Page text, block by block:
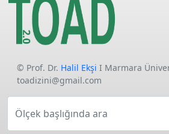
© Prof. Dr. Halil Ekşi I Marmara
toadizini@gmail.com
Ölçek başlığında ara